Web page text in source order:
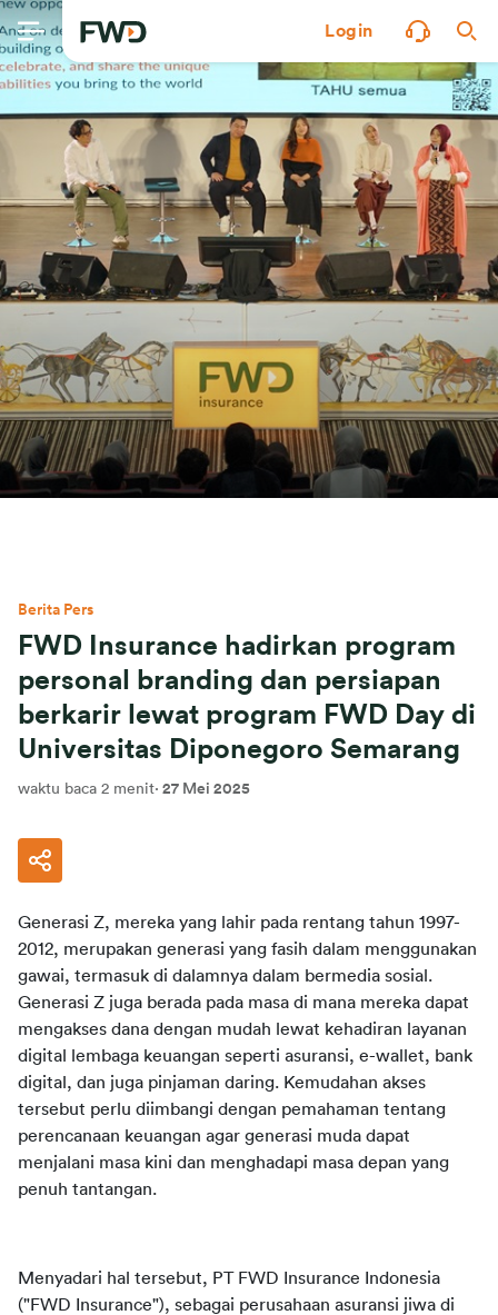
Login
Berita Pers
FWD Insurance hadirkan program
personal branding dan persiapan
berkarir lewat program FWD Day di
Universitas Diponegoro Semarang
waktu baca 2 menit· 27 Mei 2025
Generasi Z, mereka yang lahir pada rentang tahun 1997-
2012, merupakan generasi yang fasih dalam menggunakan
gawai, termasuk di dalamnya dalam bermedia sosial.
Generasi Z juga berada pada masa di mana mereka dapat
mengakses dana dengan mudah lewat kehadiran layanan
digital lembaga keuangan seperti asuransi, e-wallet, bank
digital, dan juga pinjaman daring. Kemudahan akses
tersebut perlu diimbangi dengan pemahaman tentang
perencanaan keuangan agar generasi muda dapat
menjalani masa kini dan menghadapi masa depan yang
penuh tantangan.
Menyadari hal tersebut, PT FWD Insurance Indonesia
("FWD Insurance"), sebagai perusahaan asuransi jiwa di